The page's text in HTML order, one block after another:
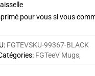
pour vous si vous
: FGTEVSKU-99367-BLACK
: FGTeeV Mugs,